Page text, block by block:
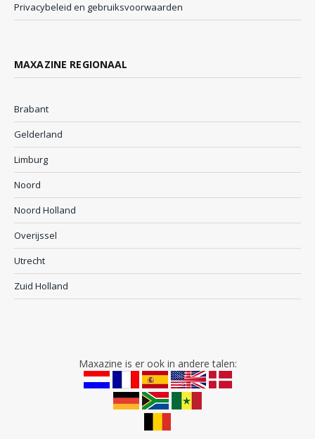
Privacybeleid en gebruiksvoorwaarden
MAXAZINE REGIONAAL
Brabant
Gelderland
Limburg
Noord
Noord Holland
Overijssel
Utrecht
Zuid Holland
Maxazine is er ook in andere talen: